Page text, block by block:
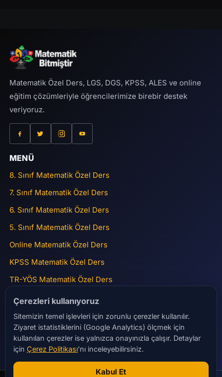
Matematik Özel Ders, LGS, DGS, KPSS, ALES ve online
eğitim çözümleriyle öğrencilerimize birebir destek
veriyoruz.
MENÜ
8. Sınıf Matematik Özel Ders
7. Sınıf Matematik Özel Ders
6. Sınıf Matematik Özel Ders
5. Sınıf Matematik Özel Ders
Online Matematik Özel Ders
KPSS Matematik Özel Ders
TR-YÖS Matematik Özel Ders
ADRES
15 Temmuz Mah Gülbahar Caddesi Nurolpark Sitesi No:45
A2 Blok Daire 41 Bağcılar
matematikbitmistir@gmail.com
+90 532 284 23 28
Çerezleri kullanıyoruz
Sitemizin temel işlevleri için zorunlu çerezler kullanılır.
Ziyaret istatistiklerini (Google Analytics) ölçmek için
kullanılan çerezler ise yalnızca onayınızla çalışır. Detaylar
için Çerez Politikası'nı inceleyebilirsiniz.
Kabul Et